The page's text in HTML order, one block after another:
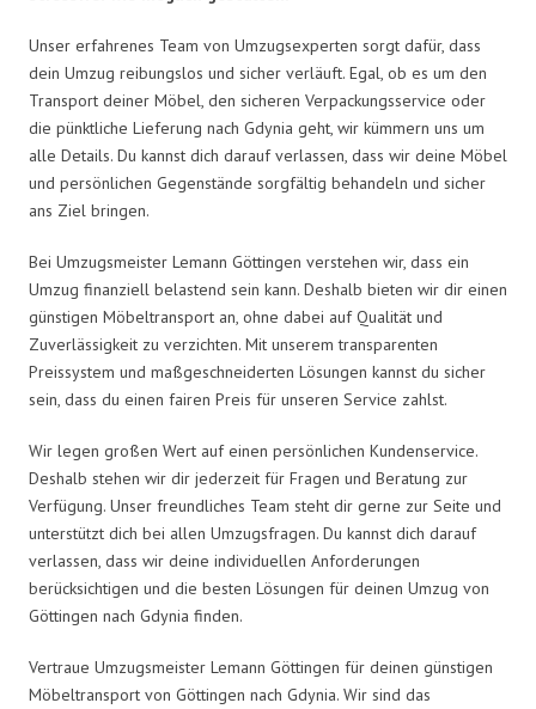
Unser erfahrenes Team von Umzugsexperten sorgt dafür, dass
dein Umzug reibungslos und sicher verläuft. Egal, ob es um den
Transport deiner Möbel, den sicheren Verpackungsservice oder
die pünktliche Lieferung nach Gdynia geht, wir kümmern uns um
alle Details. Du kannst dich darauf verlassen, dass wir deine Möbel
und persönlichen Gegenstände sorgfältig behandeln und sicher
ans Ziel bringen.
Bei Umzugsmeister Lemann Göttingen verstehen wir, dass ein
Umzug finanziell belastend sein kann. Deshalb bieten wir dir einen
günstigen Möbeltransport an, ohne dabei auf Qualität und
Zuverlässigkeit zu verzichten. Mit unserem transparenten
Preissystem und maßgeschneiderten Lösungen kannst du sicher
sein, dass du einen fairen Preis für unseren Service zahlst.
Wir legen großen Wert auf einen persönlichen Kundenservice.
Deshalb stehen wir dir jederzeit für Fragen und Beratung zur
Verfügung. Unser freundliches Team steht dir gerne zur Seite und
unterstützt dich bei allen Umzugsfragen. Du kannst dich darauf
verlassen, dass wir deine individuellen Anforderungen
berücksichtigen und die besten Lösungen für deinen Umzug von
Göttingen nach Gdynia finden.
Vertraue Umzugsmeister Lemann Göttingen für deinen günstigen
Möbeltransport von Göttingen nach Gdynia. Wir sind das